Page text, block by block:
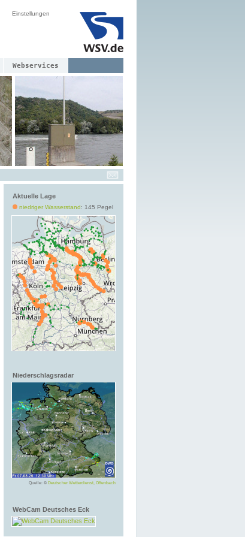
Einstellungen
Webservices
Aktuelle Lage
niedriger Wasserstand: 145 Pegel
Niederschlagsradar
Quelle: © Deutscher Wetterdienst, Offenbach
WebCam Deutsches Eck